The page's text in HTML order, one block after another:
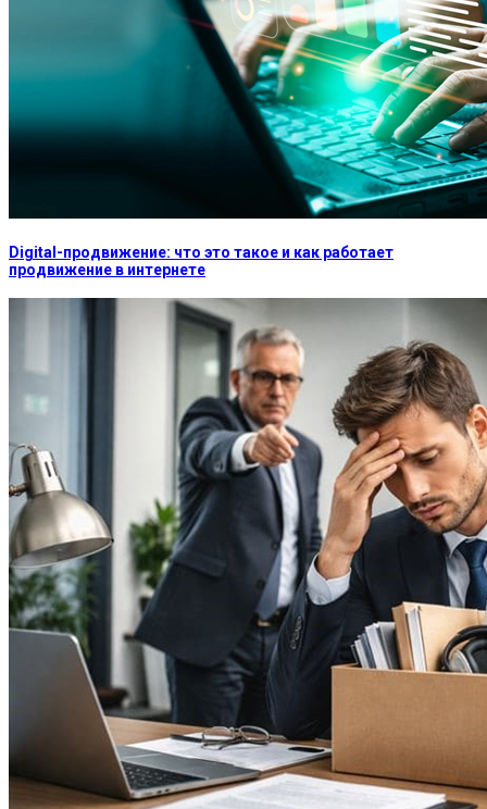
Digital-продвижение: что это такое и как работает
продвижение в интернете